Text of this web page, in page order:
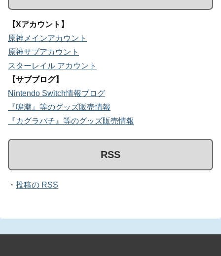
【Xアカウント】
原神メインアカウント
原神サブアカウント
スターレイル アカウント
【サブブログ】
Nintendo Switch情報ブログ
『鳴潮』等のグッズ販売情報
『カグラバチ』等のグッズ販売情報
RSS
・ 投稿の RSS